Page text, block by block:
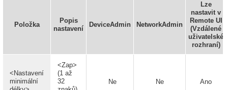
Položka
Popis
nastavení
DeviceAdmin NetworkAdmin
Lze
nastavit v
Remote UI
(Vzdálené
uživatelské
rozhraní)
<Nastavení
minimální
<Zap>
(1 až
32
Ne Ne Ano